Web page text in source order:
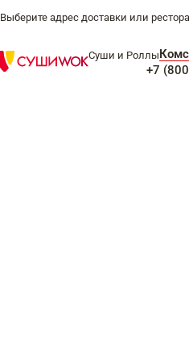
Выберите адрес доставки или
Суши и Роллы
+7